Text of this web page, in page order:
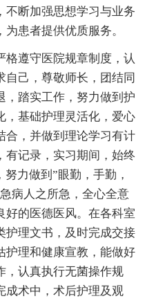
不断加强思想学习与业务
患者提供优质服务。
格遵守医院规章制度，认
己，尊敬师长，团结同
，踏实工作，努力做到护
，基础护理灵活化，爱心
合，并做到理论学习有计
有记录，实习期间，始终
力做到”眼勤，手勤，
病人之所急，全心全意
好的医德医风。在各科室
护理文书，及时完成交接
护理和健康宣教，能做好
，认真执行无菌操作规
成术中，术后护理及观